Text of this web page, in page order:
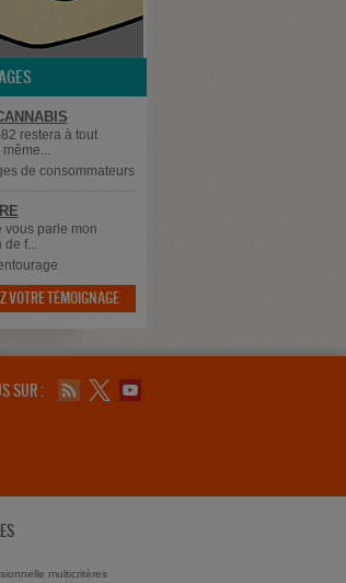
restera à tout
de consommateurs
vous parle mon
f...
VOTRE TÉMOIGNAGE
SUR :
multicritères